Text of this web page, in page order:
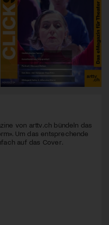
von arttv.ch bündeln das
Um das entsprechende
auf das Cover.